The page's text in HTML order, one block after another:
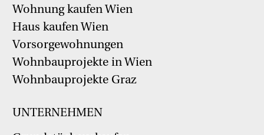
Wohnung kaufen Wien
Haus kaufen Wien
Vorsorgewohnungen
Wohnbauprojekte in Wien
Wohnbauprojekte Graz
UNTERNEHMEN